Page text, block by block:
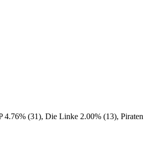
4.76% (31), Die Linke 2.00% (13), Piraten